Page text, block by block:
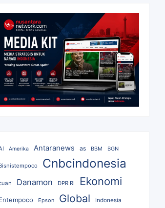
Amerika Antaranews as BBM BGN
Cnbcindonesia
Danamon DPR RI Ekonomi
Epson Global Indonesia